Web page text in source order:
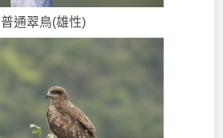
普通翠鳥(雄性)